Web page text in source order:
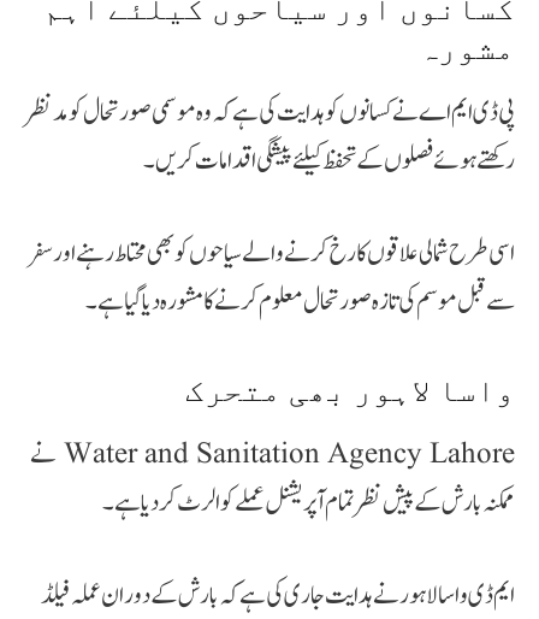
کسانوں اور سیاحوں کیلئے اہم
مشورہ
پی ڈی ایم اے نے کسانوں کو ہدایت کی ہے کہ وہ موسمی صورتحال کو مدنظر
رکھتے ہوئے فصلوں کے تحفظ کیلئے پیشگی اقدامات کریں۔
اسی طرح شمالی علاقوں کا رخ کرنے والے سیاحوں کو بھی محتاط رہنے اور سفر
سے قبل موسم کی تازہ صورتحال معلوم کرنے کا مشورہ دیا گیا ہے۔
واسا لاہور بھی متحرک
Water and Sanitation Agency Lahore نے
ممکنہ بارش کے پیش نظر تمام آپریشنل عملے کو الرٹ کر دیا ہے۔
ایم ڈی واسا لاہور نے ہدایت جاری کی ہے کہ بارش کے دوران عملہ فیلڈ